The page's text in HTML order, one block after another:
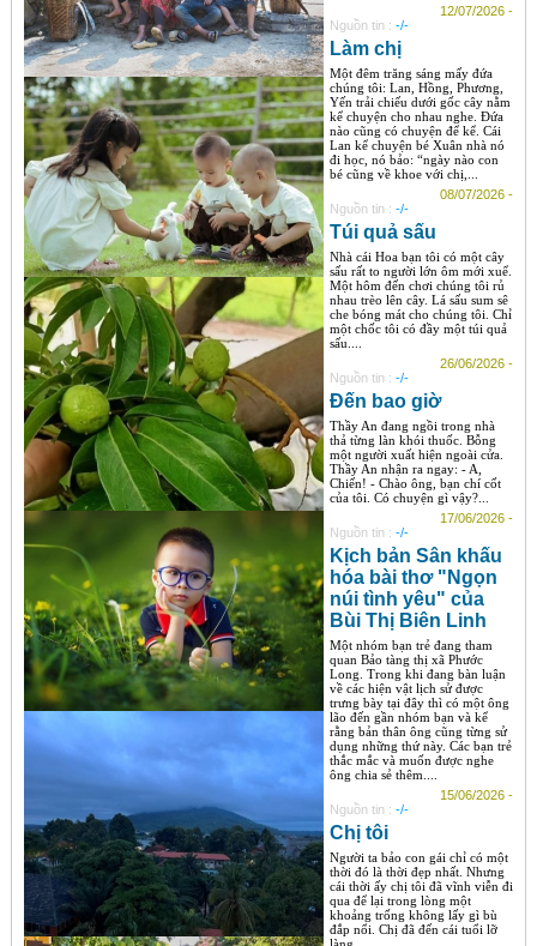
12/07/2026 -
Nguồn tin : -/-
Làm chị
Một đêm trăng sáng mấy đứa
chúng tôi: Lan, Hồng, Phương,
Yến trải chiếu dưới gốc cây nằm
kể chuyện cho nhau nghe. Đứa
nào cũng có chuyện để kể. Cái
Lan kể chuyện bé Xuân nhà nó
đi học, nó bảo: “ngày nào con
bé cũng về khoe với chị,...
08/07/2026 -
Nguồn tin : -/-
Túi quả sấu
Nhà cái Hoa bạn tôi có một cây
sấu rất to người lớn ôm mới xuể.
Một hôm đến chơi chúng tôi rủ
nhau trèo lên cây. Lá sấu sum sê
che bóng mát cho chúng tôi. Chỉ
một chốc tôi có đầy một túi quả
sấu....
26/06/2026 -
Nguồn tin : -/-
Đến bao giờ
Thầy An đang ngồi trong nhà
thả từng làn khói thuốc. Bỗng
một người xuất hiện ngoài cửa.
Thầy An nhận ra ngay: - A,
Chiến! - Chào ông, bạn chí cốt
của tôi. Có chuyện gì vậy?...
17/06/2026 -
Nguồn tin : -/-
Kịch bản Sân khấu
hóa bài thơ "Ngọn
núi tình yêu" của
Bùi Thị Biên Linh
Một nhóm bạn trẻ đang tham
quan Bảo tàng thị xã Phước
Long. Trong khi đang bàn luận
về các hiện vật lịch sử được
trưng bày tại đây thì có một ông
lão đến gần nhóm bạn và kể
rằng bản thân ông cũng từng sử
dụng những thứ này. Các bạn trẻ
thắc mắc và muốn được nghe
ông chia sẻ thêm....
15/06/2026 -
Nguồn tin : -/-
Chị tôi
Người ta bảo con gái chỉ có một
thời đó là thời đẹp nhất. Nhưng
cái thời ấy chị tôi đã vĩnh viễn đi
qua để lại trong lòng một
khoảng trống không lấy gì bù
đắp nổi. Chị đã đến cái tuổi lỡ